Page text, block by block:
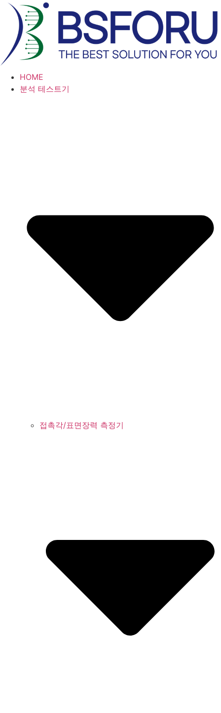
건
너
HOME
분석 테스트기
접촉각/표면장력 측정기